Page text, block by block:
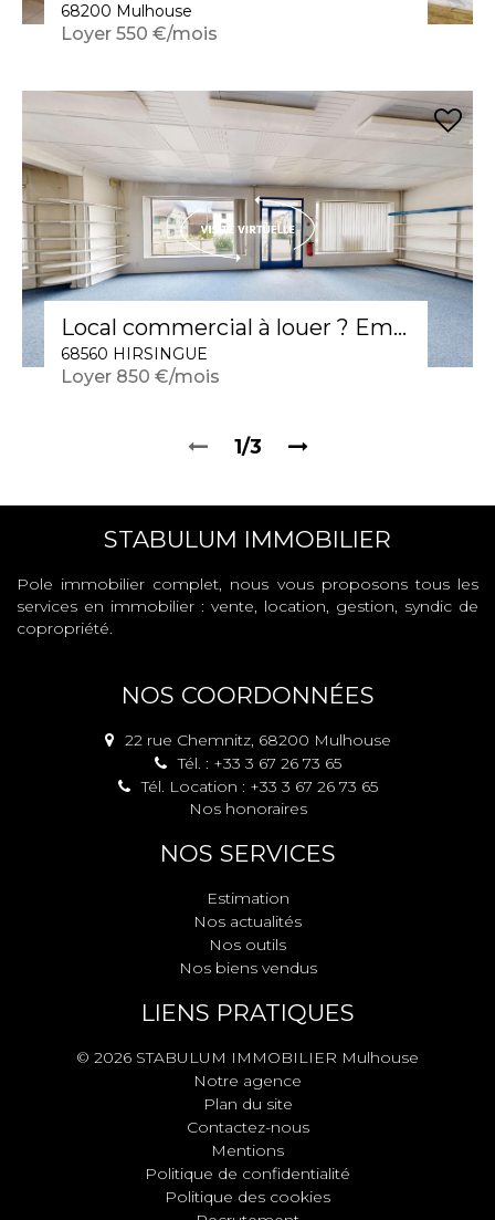
68200 Mulhouse
Loyer 550 €/mois
Local commercial à louer ? Emplacement stratégique à Hirsingue
68560 HIRSINGUE
Loyer 850 €/mois
1/3
STABULUM IMMOBILIER
Pole immobilier complet, nous vous proposons tous les
services en immobilier : vente, location, gestion, syndic de
copropriété.
NOS COORDONNÉES
22 rue Chemnitz, 68200 Mulhouse
Tél. : +33 3 67 26 73 65
Tél. Location : +33 3 67 26 73 65
Nos honoraires
NOS SERVICES
Estimation
Nos actualités
Nos outils
Nos biens vendus
LIENS PRATIQUES
© 2026 STABULUM IMMOBILIER Mulhouse
Notre agence
Plan du site
Contactez-nous
Mentions
Politique de confidentialité
Politique des cookies